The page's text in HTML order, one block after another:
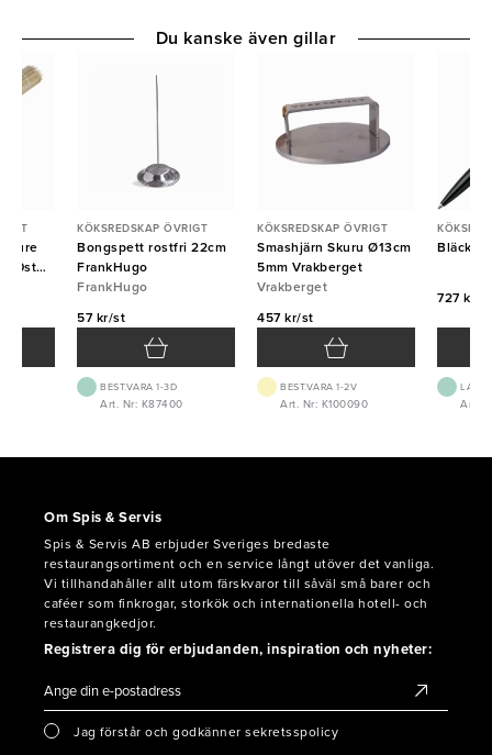
Pure
KÖKSREDSKAP ÖVRIGT
Bongspett rostfri 22cm
FrankHugo
FrankHugo
57 kr/st
BEST.VARA 1-3D
Art. Nr: K87400
KÖKSREDSKAP ÖVRIGT
Smashjärn Skuru Ø13cm
5mm Vrakberget
Vrakberget
457 kr/st
BEST.VARA 1-2V
Art. Nr: K100090
727 kr/
Art.
Du kanske även gillar
Om Spis & Servis
Spis & Servis AB erbjuder Sveriges bredaste
restaurangsortiment och en service långt utöver det vanliga.
Vi tillhandahåller allt utom färskvaror till såväl små barer och
caféer som finkrogar, storkök och internationella hotell- och
restaurangkedjor.
Registrera dig för erbjudanden, inspiration och nyheter:
Jag förstår och godkänner sekretsspolicy